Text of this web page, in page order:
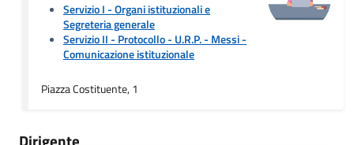
Servizio I - Organi istituzionali e
Segreteria generale
Servizio II - Protocollo - U.R.P. - Messi-
Comunicazione istituzionale
Piazza Costituente, 1